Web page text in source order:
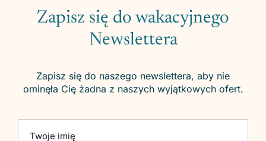
Zapisz się do wakacyjnego
Newslettera
Zapisz się do naszego newslettera, aby nie
ominęła Cię żadna z naszych wyjątkowych ofert.
Twoje imię